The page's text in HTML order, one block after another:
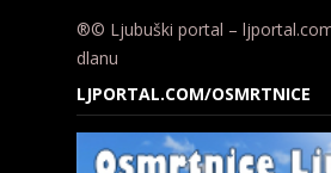
®© Ljubuški portal –
dlanu
LJPORTAL.COM/OSMRTNICE